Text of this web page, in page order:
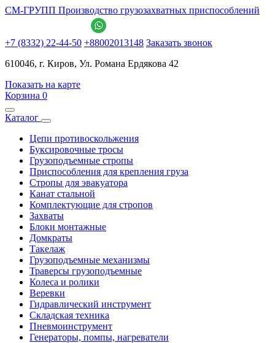
СМ-ГРУПП Производство грузозахватных приспособлений
+7 (8332) 22-44-50 +88002013148 Заказать звонок
610046, г. Киров, Ул. Романа Ердякова 42
Показать на карте
Корзина 0
Каталог
Цепи противоскольжения
Буксировочные тросы
Грузоподъемные стропы
Приспособления для крепления груза
Стропы для эвакуатора
Канат стальной
Комплектующие для стропов
Захваты
Блоки монтажные
Домкраты
Такелаж
Грузоподъемные механизмы
Траверсы грузоподъемные
Колеса и ролики
Веревки
Гидравлический инструмент
Складская техника
Пневмоинструмент
Генераторы, помпы, нагреватели